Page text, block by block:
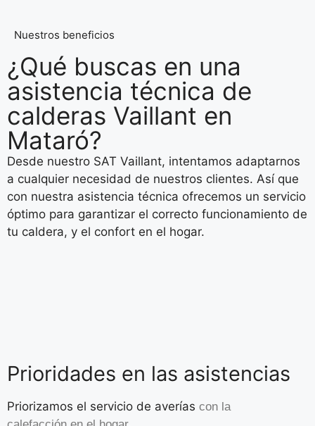
Nuestros beneficios
¿Qué buscas en una
asistencia técnica de
calderas Vaillant en
Mataró?
Desde nuestro SAT Vaillant, intentamos adaptarnos
a cualquier necesidad de nuestros clientes. Así que
con nuestra asistencia técnica ofrecemos un servicio
óptimo para garantizar el correcto funcionamiento de
tu caldera, y el confort en el hogar.
Prioridades en las asistencias
Priorizamos el servicio de averías con la